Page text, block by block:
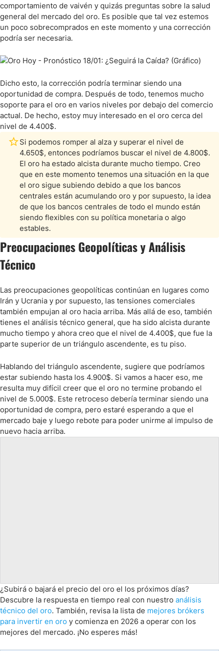
comportamiento de vaivén y quizás preguntas sobre la salud
general del mercado del oro. Es posible que tal vez estemos
un poco sobrecomprados en este momento y una corrección
podría ser necesaria.
Dicho esto, la corrección podría terminar siendo una
oportunidad de compra. Después de todo, tenemos mucho
soporte para el oro en varios niveles por debajo del comercio
actual. De hecho, estoy muy interesado en el oro cerca del
nivel de 4.400$.
Si podemos romper al alza y superar el nivel de
4.650$, entonces podríamos buscar el nivel de 4.800$.
El oro ha estado alcista durante mucho tiempo. Creo
que en este momento tenemos una situación en la que
el oro sigue subiendo debido a que los bancos
centrales están acumulando oro y por supuesto, la idea
de que los bancos centrales de todo el mundo están
siendo flexibles con su política monetaria o algo
estables.
Preocupaciones Geopolíticas y Análisis
Técnico
Las preocupaciones geopolíticas continúan en lugares como
Irán y Ucrania y por supuesto, las tensiones comerciales
también empujan al oro hacia arriba. Más allá de eso, también
tienes el análisis técnico general, que ha sido alcista durante
mucho tiempo y ahora creo que el nivel de 4.400$, que fue la
parte superior de un triángulo ascendente, es tu piso.
Hablando del triángulo ascendente, sugiere que podríamos
estar subiendo hasta los 4.900$. Si vamos a hacer eso, me
resulta muy difícil creer que el oro no termine probando el
nivel de 5.000$. Este retroceso debería terminar siendo una
oportunidad de compra, pero estaré esperando a que el
mercado baje y luego rebote para poder unirme al impulso de
nuevo hacia arriba.
¿Subirá o bajará el precio del oro el los próximos días?
Descubre la respuesta en tiempo real con nuestro análisis
técnico del oro. También, revisa la lista de mejores brókers
para invertir en oro y comienza en 2026 a operar con los
mejores del mercado. ¡No esperes más!